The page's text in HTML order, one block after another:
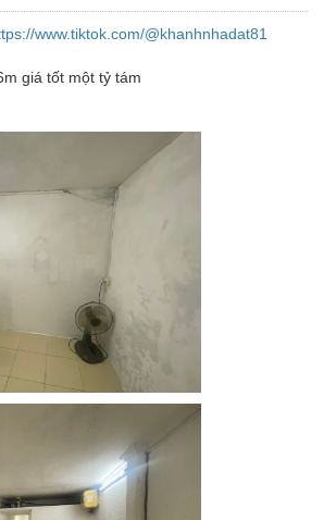
www.tiktok.com/@khanhnhadat81
giá tốt một tỷ tám